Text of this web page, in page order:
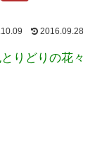
2016.09.28
りどりの花々